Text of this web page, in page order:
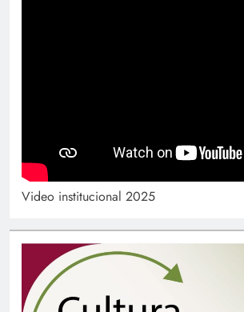
Video institucional 2025